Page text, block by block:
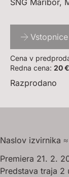
SNG Maribor,
Vstopnice
Cena v
Redna cena: 20 €
Razprodano
Naslov izvirnika
Premiera 21. 2.
Predstava traja 2